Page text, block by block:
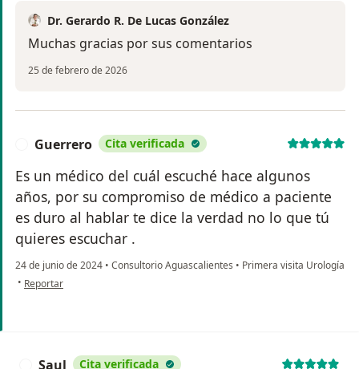
Dr. Gerardo R. De Lucas González
Muchas gracias por sus comentarios
25 de febrero de 2026
Guerrero Cita verificada
Es un médico del cuál escuché hace algunos
años, por su compromiso de médico a paciente
es duro al hablar te dice la verdad no lo que tú
quieres escuchar .
24 de junio de 2024 • Consultorio Aguascalientes • Primera visita Urología
• en opinión del usuario Guerrero
Reportar
Saul Cita verificada